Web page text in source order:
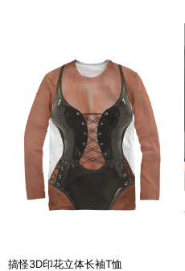
搞怪3D印花立体长袖T恤